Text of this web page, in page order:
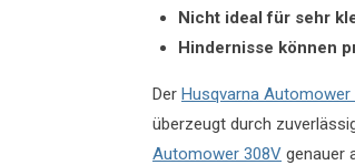
Nicht ideal für sehr
Hindernisse können
Der Husqvarna Automower
überzeugt durch
Automower 308V genauer